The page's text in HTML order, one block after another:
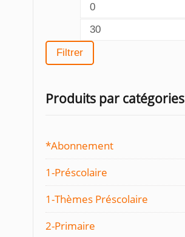
maxFiltrer
Produits par catégories
*Abonnement
1-Préscolaire
1-Thèmes Préscolaire
2-Primaire